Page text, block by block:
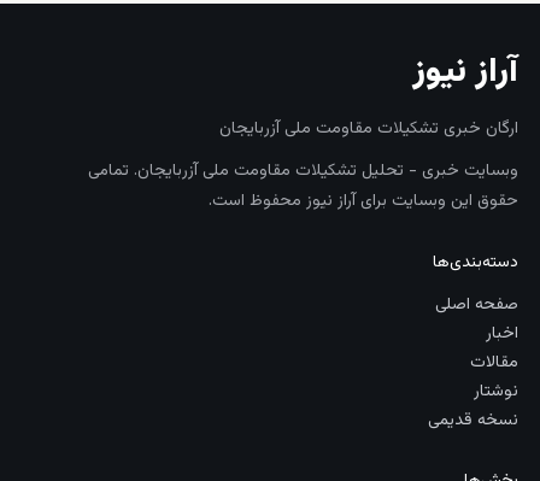
آراز نیوز
ارگان خبری تشکیلات مقاومت ملی آزربایجان
وبسایت خبری - تحلیل تشکیلات مقاومت ملی آزربایجان. تمامی
حقوق این وبسایت برای آراز نیوز محفوظ است.
دسته‌بندی‌ها
صفحه اصلی
اخبار
مقالات
نوشتار
نسخه قدیمی